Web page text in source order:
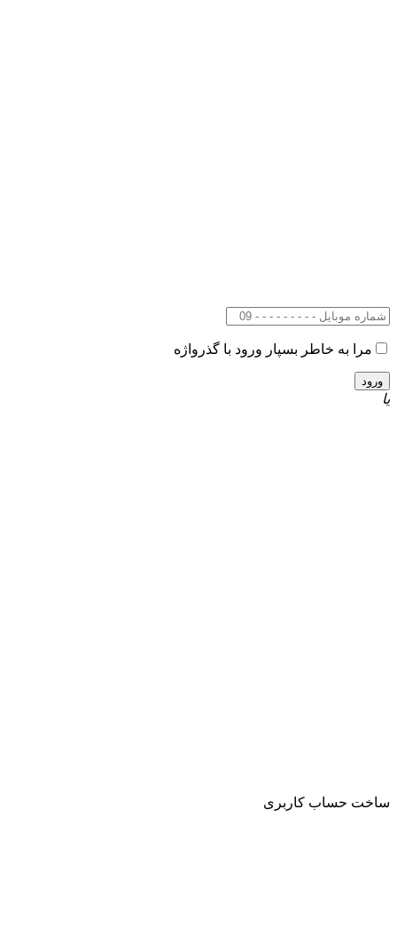
مرا به خاطر بسپار ورود با گذرواژه
یا
ساخت حساب کاربری